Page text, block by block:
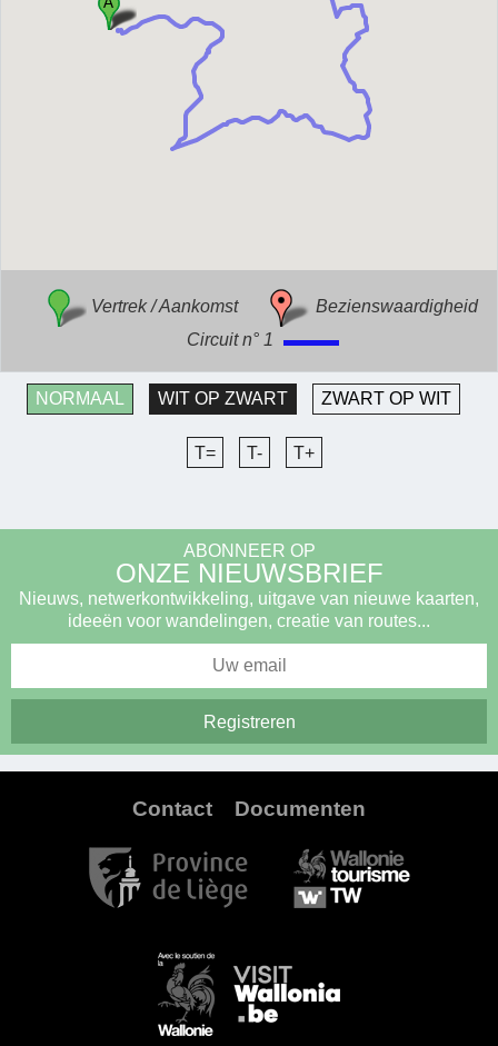
Vertrek / Aankomst
Bezienswaardigheid
Circuit n° 1
NORMAAL WIT OP ZWART ZWART OP WIT
T= T- T+
ABONNEER OP
ONZE NIEUWSBRIEF
Nieuws, netwerkontwikkeling, uitgave van nieuwe kaarten,
ideeën voor wandelingen, creatie van routes...
Contact Documenten